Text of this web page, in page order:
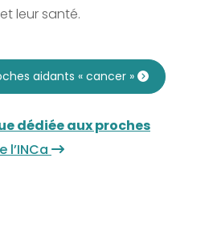
leur santé.
aidants « cancer »
dédiée aux proches
l’INCa